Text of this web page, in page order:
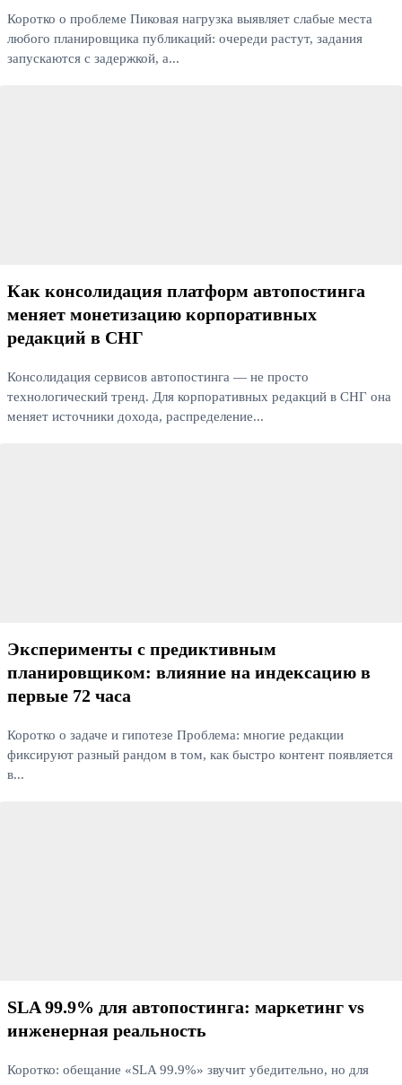
Коротко о проблеме Пиковая нагрузка выявляет слабые места
любого планировщика публикаций: очереди растут, задания
запускаются с задержкой, а...
Как консолидация платформ автопостинга
меняет монетизацию корпоративных
редакций в СНГ
Консолидация сервисов автопостинга — не просто
технологический тренд. Для корпоративных редакций в СНГ она
меняет источники дохода, распределение...
Эксперименты с предиктивным
планировщиком: влияние на индексацию в
первые 72 часа
Коротко о задаче и гипотезе Проблема: многие редакции
фиксируют разный рандом в том, как быстро контент появляется
в...
SLA 99.9% для автопостинга: маркетинг vs
инженерная реальность
Коротко: обещание «SLA 99.9%» звучит убедительно, но для